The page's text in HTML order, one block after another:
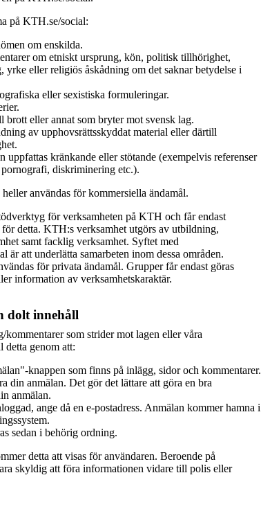
på KTH.se/social:
om enskilda.
om etniskt ursprung, kön, politisk tillhörighet,
yrke eller religiös åskådning om det saknar betydelse i
eller sexistiska formuleringar.
brott eller annat som bryter mot svensk lag.
av upphovsrättsskyddat material eller därtill
uppfattas kränkande eller stötande (exempelvis referenser
diskriminering etc.).
användas för kommersiella ändamål.
för verksamheten på KTH och får endast
för detta. KTH:s verksamhet utgörs av utbildning,
samt facklig verksamhet. Syftet med
är att underlätta samarbeten inom dessa områden.
för privata ändamål. Grupper får endast göras
information av verksamhetskaraktär.
dolt innehåll
kommentarer som strider mot lagen eller våra
detta genom att:
knappen som finns på inlägg, sidor och kommentarer.
din anmälan. Det gör det lättare att göra en bra
anmälan.
ange då en e-postadress. Anmälan kommer hamna i
sedan i behörig ordning.
detta att visas för användaren. Beroende på
skyldig att föra informationen vidare till polis eller